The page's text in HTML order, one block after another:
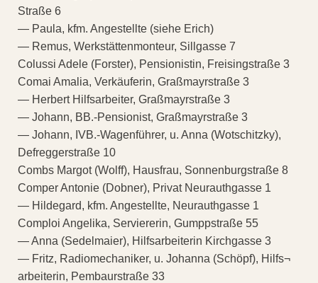
Straße 6
— Paula, kfm. Angestellte (siehe Erich)
— Remus, Werkstättenmonteur, Sillgasse 7
Colussi Adele (Forster), Pensionistin, Freisingstraße 3
Comai Amalia, Verkäuferin, Graßmayrstraße 3
— Herbert Hilfsarbeiter, Graßmayrstraße 3
— Johann, BB.-Pensionist, Graßmayrstraße 3
— Johann, IVB.-Wagenführer, u. Anna (Wotschitzky),
Defreggerstraße 10
Combs Margot (Wolff), Hausfrau, Sonnenburgstraße 8
Comper Antonie (Dobner), Privat Neurauthgasse 1
— Hildegard, kfm. Angestellte, Neurauthgasse 1
Comploi Angelika, Serviererin, Gumppstraße 55
— Anna (Sedelmaier), Hilfsarbeiterin Kirchgasse 3
— Fritz, Radiomechaniker, u. Johanna (Schöpf), Hilfs¬
arbeiterin, Pembaurstraße 33